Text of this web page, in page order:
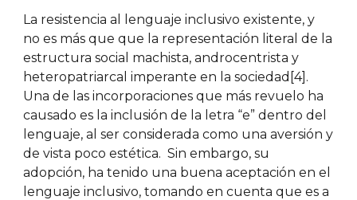
La resistencia al lenguaje inclusivo existente, y
no es más que que la representación literal de la
estructura social machista, androcentrista y
heteropatriarcal imperante en la sociedad[4].
Una de las incorporaciones que más revuelo ha
causado es la inclusión de la letra “e” dentro del
lenguaje, al ser considerada como una aversión y
de vista poco estética. Sin embargo, su
adopción, ha tenido una buena aceptación en el
lenguaje inclusivo, tomando en cuenta que es a